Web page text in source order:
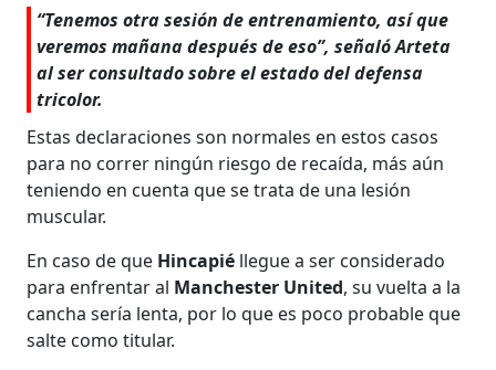
“Tenemos otra sesión de entrenamiento, así que
veremos mañana después de eso”, señaló Arteta
al ser consultado sobre el estado del defensa
tricolor.
Estas declaraciones son normales en estos casos
para no correr ningún riesgo de recaída, más aún
teniendo en cuenta que se trata de una lesión
muscular.
En caso de que Hincapié llegue a ser considerado
para enfrentar al Manchester United, su vuelta a la
cancha sería lenta, por lo que es poco probable que
salte como titular.